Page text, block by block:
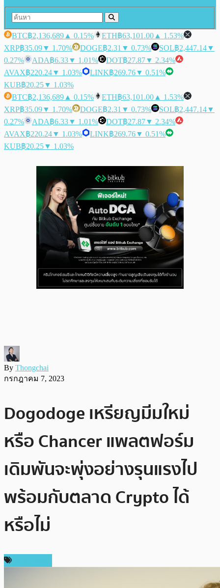
BTC฿2,136,689 ▲ 0.15% ETH฿63,101.00 ▲ 1.53%
XRP฿35.09▼ 1.70% DOGE฿2.31 ▼ 0.73% SOL฿2,447.14▼
0.27%
ADA฿6.33▼ 1.01% DOT฿27.87▼ 2.34%
AVAX฿220.24▼ 1.03% LINK฿269.76▼ 0.51%
KUB฿20.25▼ 1.03%
BTC฿2,136,689 ▲ 0.15% ETH฿63,101.00 ▲ 1.53%
XRP฿35.09▼ 1.70% DOGE฿2.31 ▼ 0.73% SOL฿2,447.14▼
0.27%
ADA฿6.33▼ 1.01% DOT฿27.87▼ 2.34%
AVAX฿220.24▼ 1.03% LINK฿269.76▼ 0.51%
KUB฿20.25▼ 1.03%
By Thongchai
กรกฎาคม 7, 2023
Dogodoge เหรียญมีมใหม่
หรือ Chancer แพลตฟอร์ม
เดิมพันจะพุ่งอย่างรุนแรงไป
พร้อมกับตลาด Crypto ได้
หรือไม่